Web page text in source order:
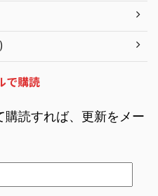
で購読
購読すれば、更新をメー